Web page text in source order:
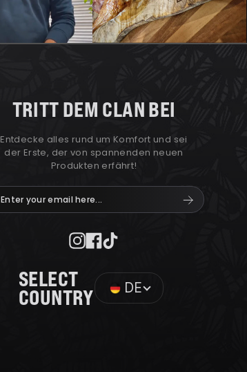
TRITT DEM CLAN BEI
Entdecke alles rund um Komfort und sei
der Erste, der von spannenden neuen
Produkten erfährt!
Abonnieren
Instagram
Facebook
SELECT
COUNTRY DE